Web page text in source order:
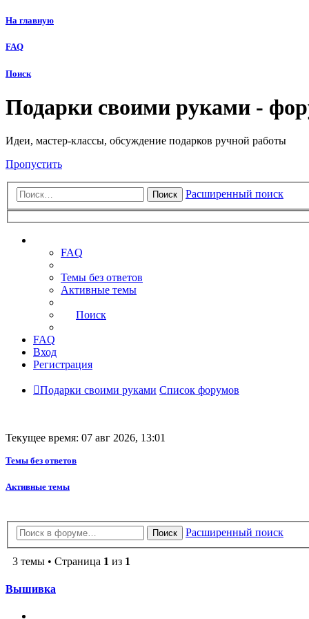
На главную
FAQ
Поиск
Подарки своими руками -
Идеи, мастер-классы, обсуждение подарков ручной работы
Пропустить
Поиск Расширенный поиск
FAQ
Темы без ответов
Активные темы
Поиск
FAQ
Вход
Регистрация
Подарки своими руками Список форумов
Текущее время: 07 авг 2026, 13:01
Темы без ответов
Активные темы
Поиск Расширенный поиск
3 темы • Страница 1 из 1
Вышивка